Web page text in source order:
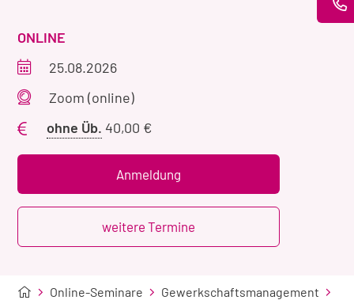
VERANSTALTUNGSART
ONLINE
Veranstaltungszeitraum
25.08.2026
Veranstaltungsort
Zoom (online)
ohne Üb. Preis
Übernachtung
40,00 €
Anmeldung
weitere Termine
Online-Seminare
Gewerkschaftsmanagement